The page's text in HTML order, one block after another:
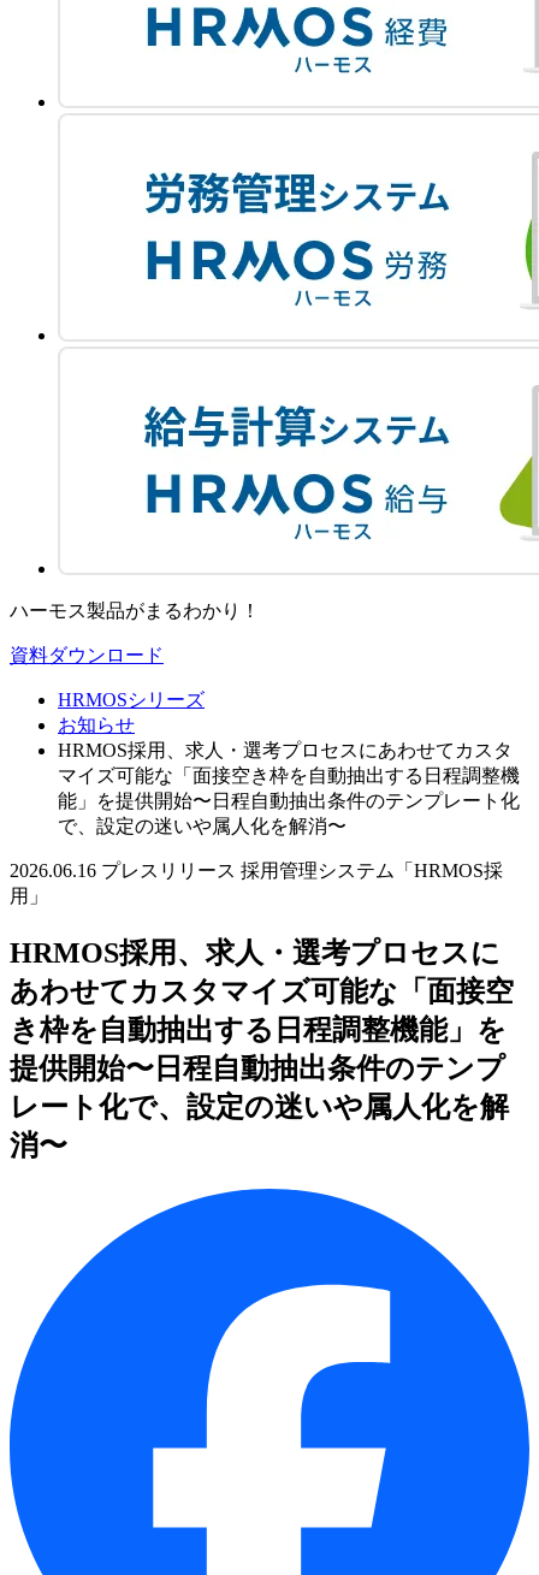
ハーモス製品がまるわかり！
資料ダウンロード
HRMOSシリーズ
お知らせ
HRMOS採用、求人・選考プロセスにあわせてカスタ
マイズ可能な「面接空き枠を自動抽出する日程調整機
能」を提供開始〜日程自動抽出条件のテンプレート化
で、設定の迷いや属人化を解消〜
2026.06.16 プレスリリース 採用管理システム「HRMOS採
用」
HRMOS採用、求人・選考プロセスに
あわせてカスタマイズ可能な「面接空
き枠を自動抽出する日程調整機能」を
提供開始〜日程自動抽出条件のテンプ
レート化で、設定の迷いや属人化を解
消〜